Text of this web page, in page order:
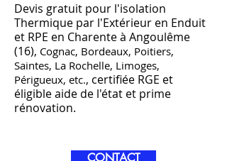
Devis gratuit pour l'isolation
Thermique par l'Extérieur en Enduit
et RPE en Charente à Angoulême
(16), Cognac, Bordeaux, Poitiers,
Saintes, La Rochelle, Limoges,
Périgueux, etc., certifiée RGE et
éligible aide de l'état et prime
rénovation.
CONTACT